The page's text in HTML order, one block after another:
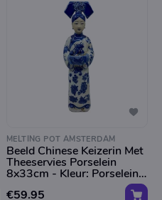
MELTING POT AMSTERDAM
Beeld Chinese Keizerin Met
Theeservies Porselein
8x33cm - Kleur: Porselein -
€59.95